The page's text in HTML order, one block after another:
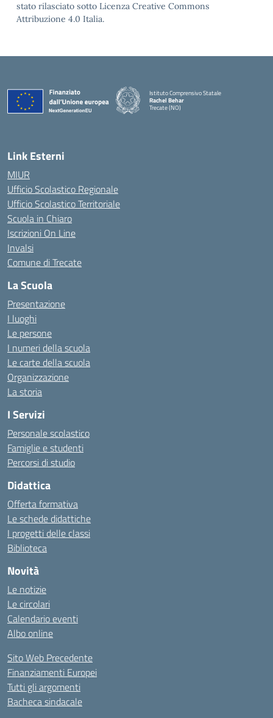
stato rilasciato sotto Licenza Creative Commons
Attribuzione 4.0 Italia.
Istituto Comprensivo Statale
Rachel Behar
Trecate (NO)
Link Esterni
MIUR
Ufficio Scolastico Regionale
Ufficio Scolastico Territoriale
Scuola in Chiaro
Iscrizioni On Line
Invalsi
Comune di Trecate
La Scuola
Presentazione
I luoghi
Le persone
I numeri della scuola
Le carte della scuola
Organizzazione
La storia
I Servizi
Personale scolastico
Famiglie e studenti
Percorsi di studio
Didattica
Offerta formativa
Le schede didattiche
I progetti delle classi
Biblioteca
Novità
Le notizie
Le circolari
Calendario eventi
Albo online
Sito Web Precedente
Finanziamenti Europei
Tutti gli argomenti
Bacheca sindacale